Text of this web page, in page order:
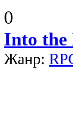
0
Into the
Жанр: